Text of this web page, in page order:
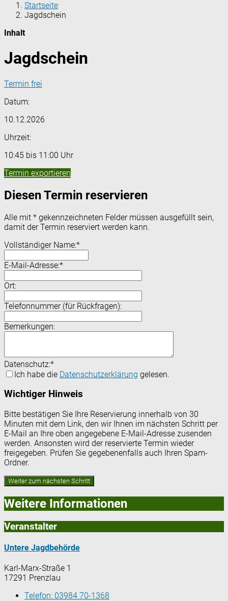
Startseite
Jagdschein
Inhalt
Jagdschein
Termin frei
Datum:
10.12.2026
Uhrzeit:
10:45 bis 11:00 Uhr
Termin exportieren
Diesen Termin reservieren
Alle mit * gekennzeichneten Felder müssen ausgefüllt sein,
damit der Termin reserviert werden kann.
Vollständiger Name:*
E-Mail-Adresse:*
Ort:
Telefonnummer (für Rückfragen):
Bemerkungen:
Datenschutz:*
Ich habe die Datenschutzerklärung gelesen.
Wichtiger Hinweis
Bitte bestätigen Sie Ihre Reservierung innerhalb von 30
Minuten mit dem Link, den wir Ihnen im nächsten Schritt per
E-Mail an Ihre oben angegebene E-Mail-Adresse zusenden
werden. Ansonsten wird der reservierte Termin wieder
freigegeben. Prüfen Sie gegebenenfalls auch Ihren Spam-
Ordner.
Weitere Informationen
Veranstalter
Untere Jagdbehörde
Karl-Marx-Straße 1
17291 Prenzlau
Telefon: 03984 70-1368